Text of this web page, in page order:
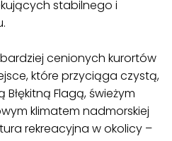
stabilnego i
cenionych kurortów
które przyciąga czystą,
Flagą, świeżym
klimatem nadmorskiej
rekreacyjna w okolicy –